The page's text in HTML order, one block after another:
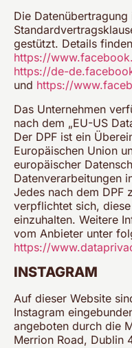
Die
gestützt. Details
https://
https://de-
und https://
Das Unternehmen
nach dem „EU-US
Der DPF ist ein
Europäischen Union
europäischer
Datenverarbeitungen
Jedes nach dem DPF
verpflichtet sich,
einzuhalten. Weitere
vom Anbieter unter
https://
INSTAGRAM
Auf dieser Website
Instagram
angeboten durch die
Merrion Road, Dublin